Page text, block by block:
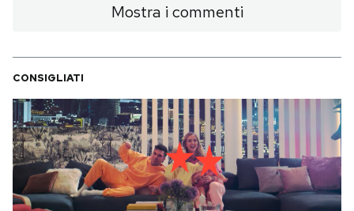
Mostra i commenti
CONSIGLIATI